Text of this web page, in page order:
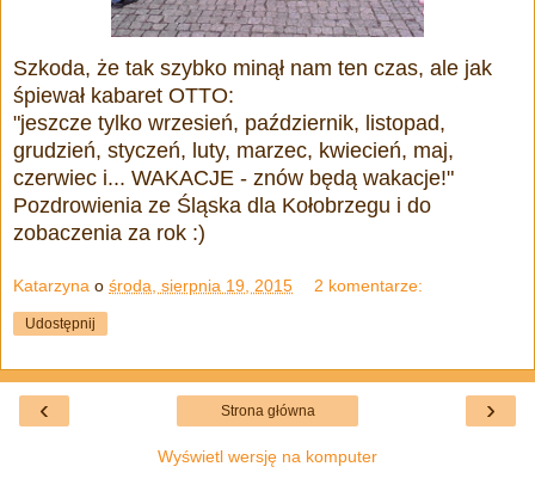
Szkoda, że tak szybko minął nam ten czas, ale jak
śpiewał kabaret OTTO:
"jeszcze tylko wrzesień, październik, listopad,
grudzień, styczeń, luty, marzec, kwiecień, maj,
czerwiec i... WAKACJE - znów będą wakacje!"
Pozdrowienia ze Śląska dla Kołobrzegu i do
zobaczenia za rok :)
Katarzyna o środa, sierpnia 19, 2015 2 komentarze:
Udostępnij
‹ ›
Strona główna
Wyświetl wersję na komputer